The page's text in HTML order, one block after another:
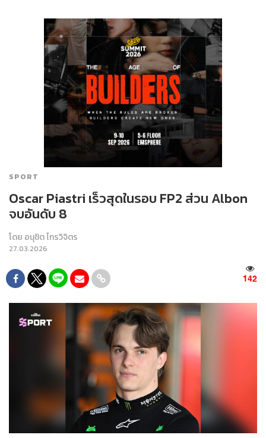
SPORT
Oscar Piastri เร็วสุดในรอบ FP2 ส่วน Albon
จบอันดับ 8
โดย อนุชิต ไกรวิจิตร
27.03.2026
142